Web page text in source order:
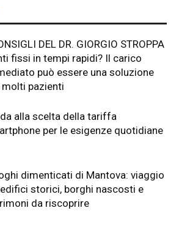
DEL DR. GIORGIO STROPPA
fissi in tempi rapidi? Il carico
può essere una soluzione
molti pazienti
alla scelta della tariffa
per le esigenze quotidiane
dimenticati di Mantova: viaggio
storici, borghi nascosti e
da riscoprire